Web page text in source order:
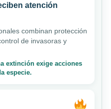
atención
combinan protección
de invasoras y
extinción exige acciones
especie.